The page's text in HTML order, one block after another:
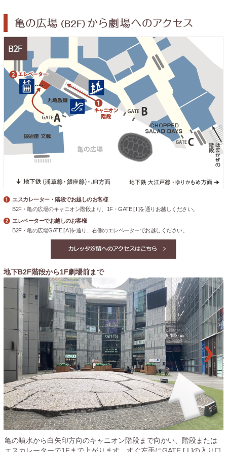
エスカレーター・階段でお越しのお客様
B2F・亀の広場のキャニオン階段より、1F・GATE [ I ]を通りお越しください。
エレベーターでお越しのお客様
B2F・亀の広場GATE [ A ]を通り、右側のエレベーターでお越しください。
地下B2F階段から1F劇場前まで
亀の噴水から白矢印方向のキャニオン階段まで向かい、階段または